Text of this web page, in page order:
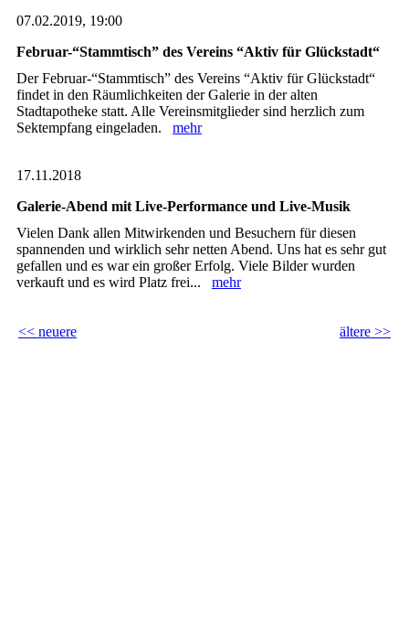
07.02.2019, 19:00
Februar-“Stammtisch” des Vereins “Aktiv für Glückstadt“
Der Februar-“Stammtisch” des Vereins “Aktiv für Glückstadt“
findet in den Räumlichkeiten der Galerie in der alten
Stadtapotheke statt. Alle Vereinsmitglieder sind herzlich zum
Sektempfang eingeladen. mehr
17.11.2018
Galerie-Abend mit Live-Performance und Live-Musik
Vielen Dank allen Mitwirkenden und Besuchern für diesen
spannenden und wirklich sehr netten Abend. Uns hat es sehr gut
gefallen und es war ein großer Erfolg. Viele Bilder wurden
verkauft und es wird Platz frei... mehr
<< neuere ältere >>